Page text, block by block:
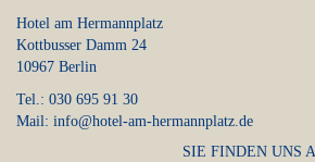
Hotel am Hermannplatz
Kottbusser Damm 24
10967 Berlin
Tel.: 030 695 91 30
Mail: info@hotel-am-hermannplatz.de
SIE FINDEN UNS